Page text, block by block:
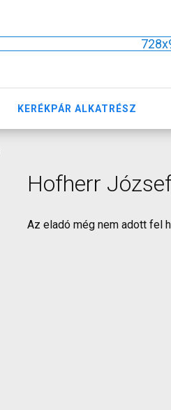
KERÉKPÁR ALKATRÉSZ
Hofherr
Az eladó még nem adott fel